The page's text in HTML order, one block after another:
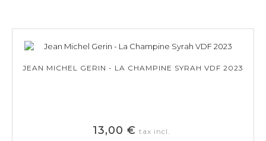
JEAN MICHEL GERIN - LA CHAMPINE SYRAH VDF 2023
13,00 € tax incl.